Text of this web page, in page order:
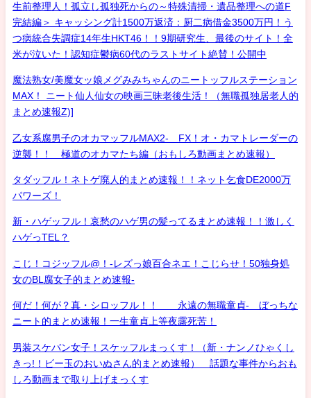
生前整理人！孤立し孤独死からの～特殊清掃・遺品整理への道F
完結編＞ キャッシング計1500万返済：厨二病借金3500万円！う
つ病統合失調症14年生HKT46！！9期研究生、最後のサイト！全
米が泣いた！認知症鬱病60代のラストサイト絶賛！公開中
魔法熟女/美魔女ッ娘メグみみちゃんのニートッフルステーション
MAX！ ニート仙人仙女の映画三昧老後生活！（無職孤独居老人的
まとめ速報Z)]
乙女系腐男子のオカマッフルMAX2- FX！オ・カマトレーダーの
逆襲！！ 極道のオカマたち編（おもしろ動画まとめ速報）
タダッフル！ネトゲ廃人的まとめ速報！！ネット乞食DE2000万
パワーズ！
新・ハゲッフル！哀愁のハゲ男の髪ってるまとめ速報！！激しく
ハゲっTEL？
こじ！コジッフル@！-レズっ娘百合ネエ！こじらせ！50独身処
女のBL腐女子的まとめ速報-
何だ！何が？真・シロッフル！！ 永遠の無職童貞- ぼっちな
ニート的まとめ速報！一生童貞上等夜露死苦！
男装スケバン女子！スケッフルまっくす！（新・ナンノひゃくし
きっ!！ビー玉のおいぬさん的まとめ速報） 話題な事件からおも
しろ動画まで取り上げまっくす